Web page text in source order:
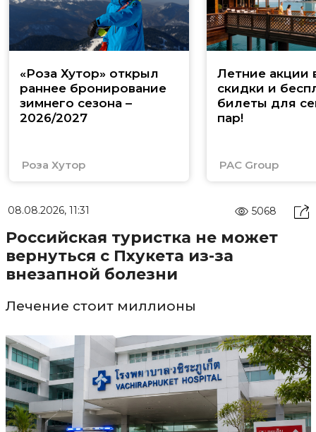
«Роза Хутор» открыл
раннее бронирование
зимнего сезона –
2026/2027
Роза Хутор
Летние акции
скидки и
билеты для
пар!
PAC Group
08.08.2026, 11:31 5068
Российская туристка не может
вернуться с Пхукета из-за
внезапной болезни
Лечение стоит миллионы